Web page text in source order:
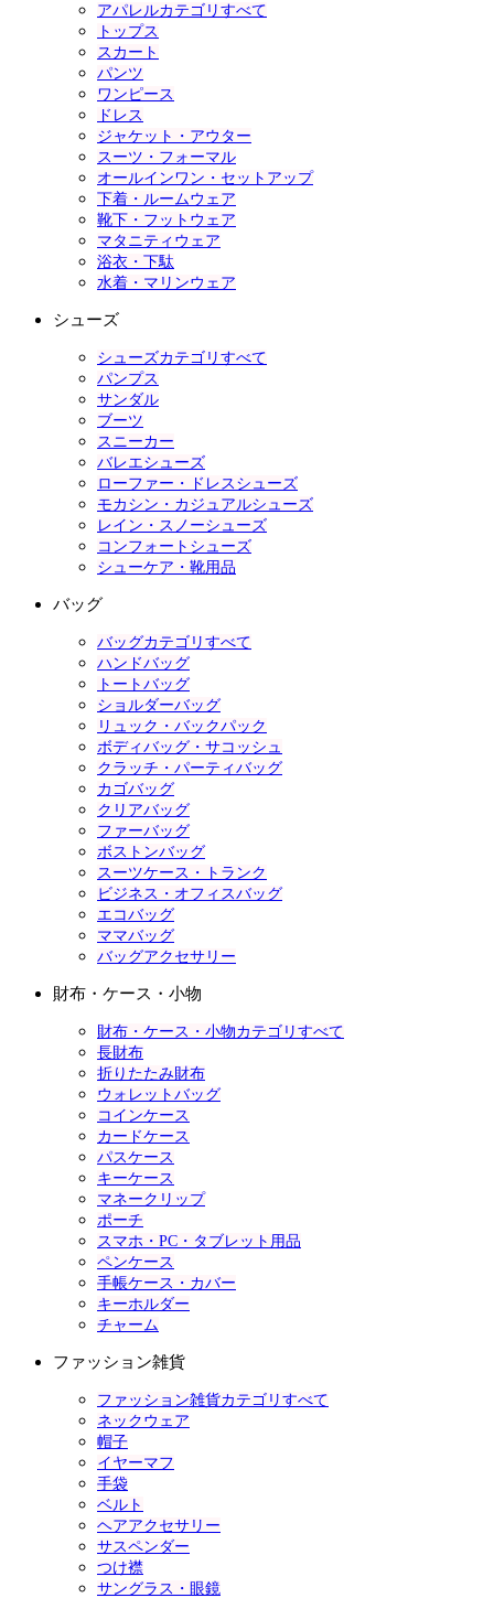
アパレルカテゴリすべて
トップス
スカート
パンツ
ワンピース
ドレス
ジャケット・アウター
スーツ・フォーマル
オールインワン・セットアップ
下着・ルームウェア
靴下・フットウェア
マタニティウェア
浴衣・下駄
水着・マリンウェア
シューズ
シューズカテゴリすべて
パンプス
サンダル
ブーツ
スニーカー
バレエシューズ
ローファー・ドレスシューズ
モカシン・カジュアルシューズ
レイン・スノーシューズ
コンフォートシューズ
シューケア・靴用品
バッグ
バッグカテゴリすべて
ハンドバッグ
トートバッグ
ショルダーバッグ
リュック・バックパック
ボディバッグ・サコッシュ
クラッチ・パーティバッグ
カゴバッグ
クリアバッグ
ファーバッグ
ボストンバッグ
スーツケース・トランク
ビジネス・オフィスバッグ
エコバッグ
ママバッグ
バッグアクセサリー
財布・ケース・小物
財布・ケース・小物カテゴリすべて
長財布
折りたたみ財布
ウォレットバッグ
コインケース
カードケース
パスケース
キーケース
マネークリップ
ポーチ
スマホ・PC・タブレット用品
ペンケース
手帳ケース・カバー
キーホルダー
チャーム
ファッション雑貨
ファッション雑貨カテゴリすべて
ネックウェア
帽子
イヤーマフ
手袋
ベルト
ヘアアクセサリー
サスペンダー
つけ襟
サングラス・眼鏡